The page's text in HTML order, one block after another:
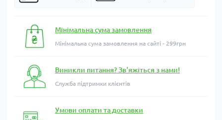
Мінімальна сума замовлення
Мінімальна сума замовлення на сайті - 299грн
Виникли питання? Зв'яжіться з нами!
Служба підтримки клієнтів
Умови оплати та доставки